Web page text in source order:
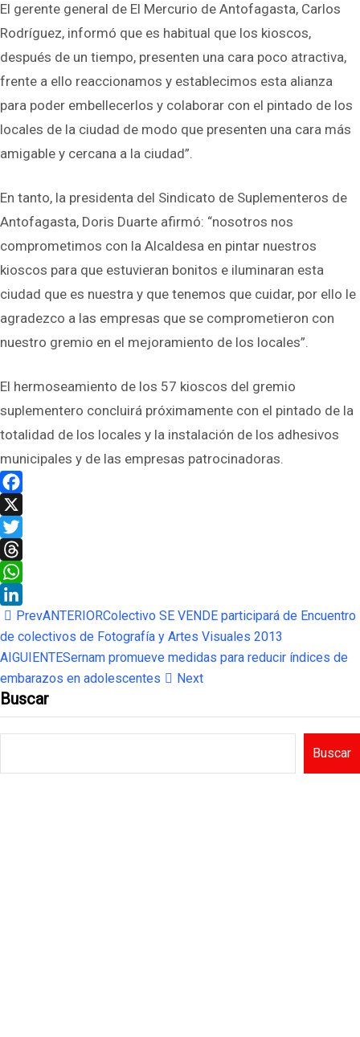
El gerente general de El Mercurio de Antofagasta, Carlos
Rodríguez, informó que es habitual que los kioscos,
después de un tiempo, presenten una cara poco atractiva,
frente a ello reaccionamos y establecimos esta alianza
para poder embellecerlos y colaborar con el pintado de los
locales de la ciudad de modo que presenten una cara más
amigable y cercana a la ciudad”.
En tanto, la presidenta del Sindicato de Suplementeros de
Antofagasta, Doris Duarte afirmó: “nosotros nos
comprometimos con la Alcaldesa en pintar nuestros
kioscos para que estuvieran bonitos e iluminaran esta
ciudad que es nuestra y que tenemos que cuidar, por ello le
agradezco a las empresas que se comprometieron con
nuestro gremio en el mejoramiento de los locales”.
El hermoseamiento de los 57 kioscos del gremio
suplementero concluirá próximamente con el pintado de la
totalidad de los locales y la instalación de los adhesivos
municipales y de las empresas patrocinadoras.
Facebook
X
Twitter
Threads
WhatsApp
LinkedIn
PrevANTERIORColectivo SE VENDE participará de Encuentro
de colectivos de Fotografía y Artes Visuales 2013
AIGUIENTESernam promueve medidas para reducir índices de
embarazos en adolescentes
Next
Buscar
Buscar